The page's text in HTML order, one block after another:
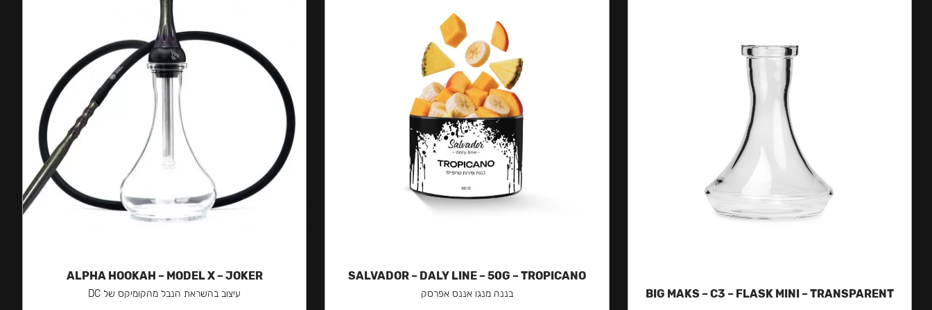
BIG MAKS – C3 – FLASK MINI – TRANSPARENT
SALVADOR – DALY LINE – 50G – TROPICANO
בננה מנגו אננס אפרסק
ALPHA HOOKAH – MODEL X – JOKER
עיצוב בהשראת הנבל מהקומיקס של DC